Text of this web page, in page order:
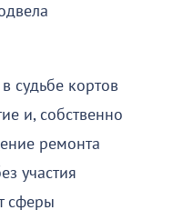
судьбе кортов
и, собственно
ремонта
участия
сферы